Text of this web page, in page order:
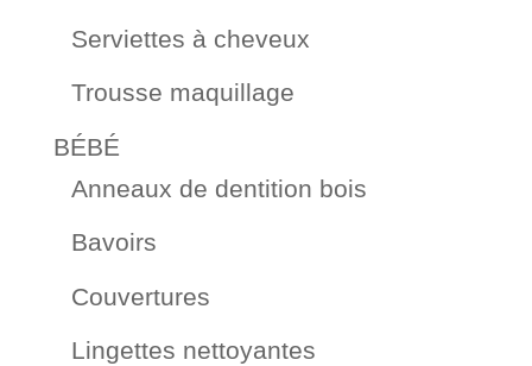
Serviettes à cheveux
Trousse maquillage
BÉBÉ
Anneaux de dentition bois
Bavoirs
Couvertures
Lingettes nettoyantes